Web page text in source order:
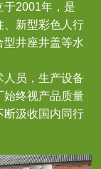
于2001年，是
、新型彩色人行
型井座井盖等水
人员，生产设备
始终视产品质量
断汲收国内同行